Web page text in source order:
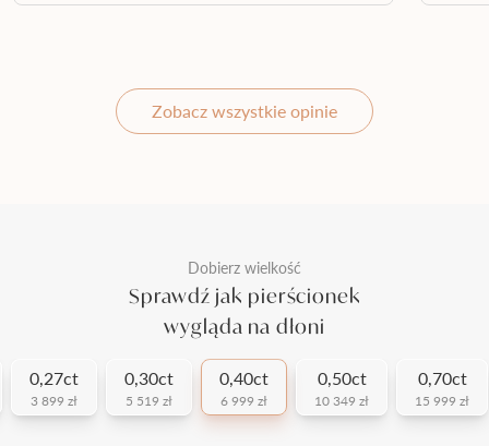
Zobacz wszystkie opinie
Dobierz wielkość
Sprawdź jak pierścionek
wygląda na dłoni
0,27ct
3 899 zł
0,30ct
5 519 zł
0,40ct
6 999 zł
0,50ct
10 349 zł
0,70ct
15 999 zł